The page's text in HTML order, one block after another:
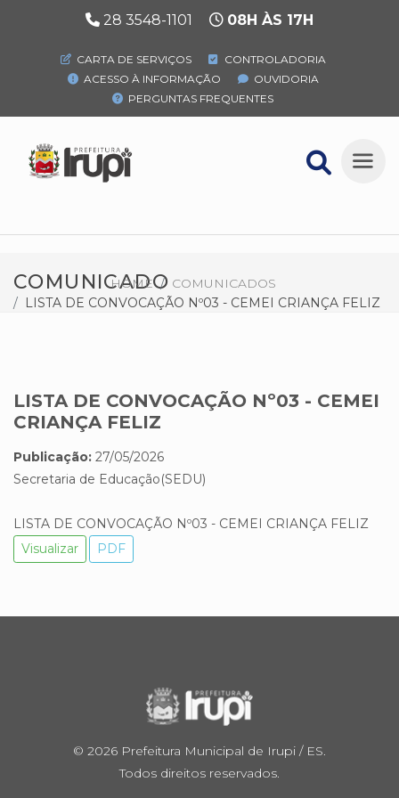
28 3548-1101 08H ÀS 17H
CARTA DE SERVIÇOS
CONTROLADORIA
ACESSO À INFORMAÇÃO
OUVIDORIA
PERGUNTAS FREQUENTES
COMUNICADO
HOME
COMUNICADOS
LISTA DE CONVOCAÇÃO Nº03 - CEMEI CRIANÇA FELIZ
LISTA DE CONVOCAÇÃO Nº03 - CEMEI
CRIANÇA FELIZ
Publicação: 27/05/2026
Secretaria de Educação(SEDU)
LISTA DE CONVOCAÇÃO Nº03 - CEMEI CRIANÇA FELIZ
Visualizar
PDF
© 2026 Prefeitura Municipal de Irupi / ES.
Todos direitos reservados.